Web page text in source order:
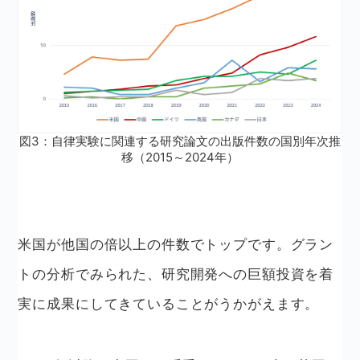
図3：自律実験に関連する研究論文の出版件数の国別年次推
移（2015～2024年）
米国が他国の倍以上の件数でトップです。グラン
トの分析でみられた、研究開発への巨額投資を着
実に成果にしてきていることがうかがえます。